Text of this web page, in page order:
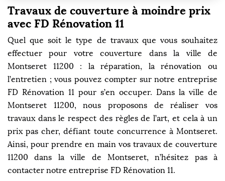
Travaux de couverture à moindre prix
avec FD Rénovation 11
Quel que soit le type de travaux que vous souhaitez
effectuer pour votre couverture dans la ville de
Montseret 11200 : la réparation, la rénovation ou
l’entretien ; vous pouvez compter sur notre entreprise
FD Rénovation 11 pour s’en occuper. Dans la ville de
Montseret 11200, nous proposons de réaliser vos
travaux dans le respect des règles de l’art, et cela à un
prix pas cher, défiant toute concurrence à Montseret.
Ainsi, pour prendre en main vos travaux de couverture
11200 dans la ville de Montseret, n’hésitez pas à
contacter notre entreprise FD Rénovation 11.